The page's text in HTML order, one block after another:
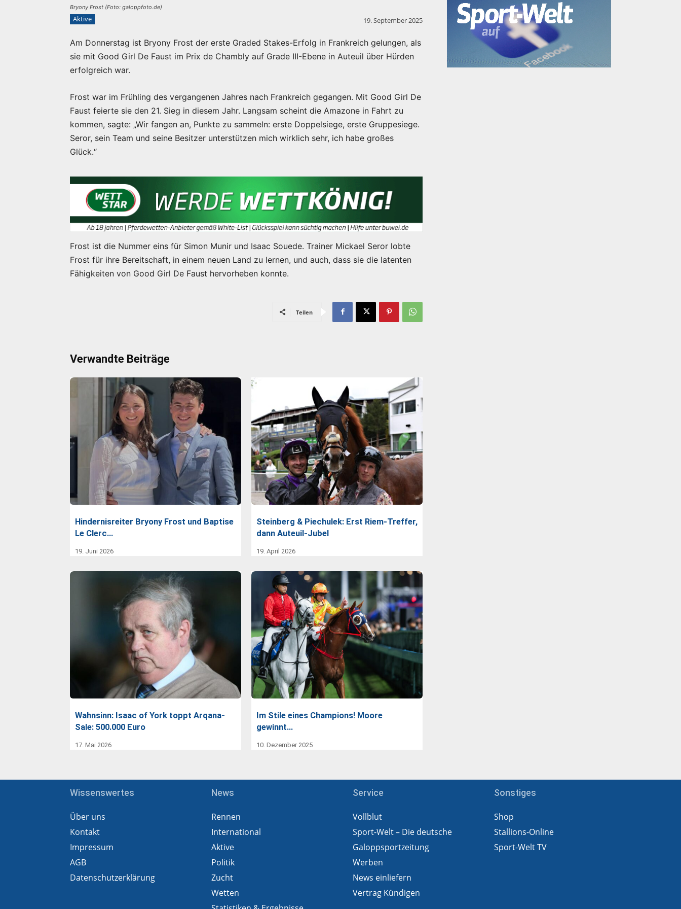
Bryony Frost (Foto: galoppfoto.de)
Aktive 19. September 2025
Am Donnerstag ist Bryony Frost der erste Graded Stakes-Erfolg in Frankreich gelungen, als
sie mit Good Girl De Faust im Prix de Chambly auf Grade III-Ebene in Auteuil über Hürden
erfolgreich war.
Frost war im Frühling des vergangenen Jahres nach Frankreich gegangen. Mit Good Girl De
Faust feierte sie den 21. Sieg in diesem Jahr. Langsam scheint die Amazone in Fahrt zu
kommen, sagte: „Wir fangen an, Punkte zu sammeln: erste Doppelsiege, erste Gruppesiege.
Seror, sein Team und seine Besitzer unterstützen mich wirklich sehr, ich habe großes
Glück.“
Frost ist die Nummer eins für Simon Munir und Isaac Souede. Trainer Mickael Seror lobte
Frost für ihre Bereitschaft, in einem neuen Land zu lernen, und auch, dass sie die latenten
Fähigkeiten von Good Girl De Faust hervorheben konnte.
Teilen
Verwandte Beiträge
Hindernisreiter Bryony Frost und Baptise
Le Clerc…
19. Juni 2026
Steinberg & Piechulek: Erst Riem-Treffer,
dann Auteuil-Jubel
19. April 2026
Wahnsinn: Isaac of York toppt Arqana-
Sale: 500.000 Euro
17. Mai 2026
Im Stile eines Champions! Moore
gewinnt…
10. Dezember 2025
Wissenswertes
Über uns
Kontakt
Impressum
AGB
Datenschutzerklärung
News
Rennen
International
Aktive
Politik
Zucht
Wetten
Service
Vollblut
Sport-Welt – Die deutsche
Galoppsportzeitung
Werben
News einliefern
Vertrag Kündigen
Sonstiges
Shop
Stallions-Online
Sport-Welt TV